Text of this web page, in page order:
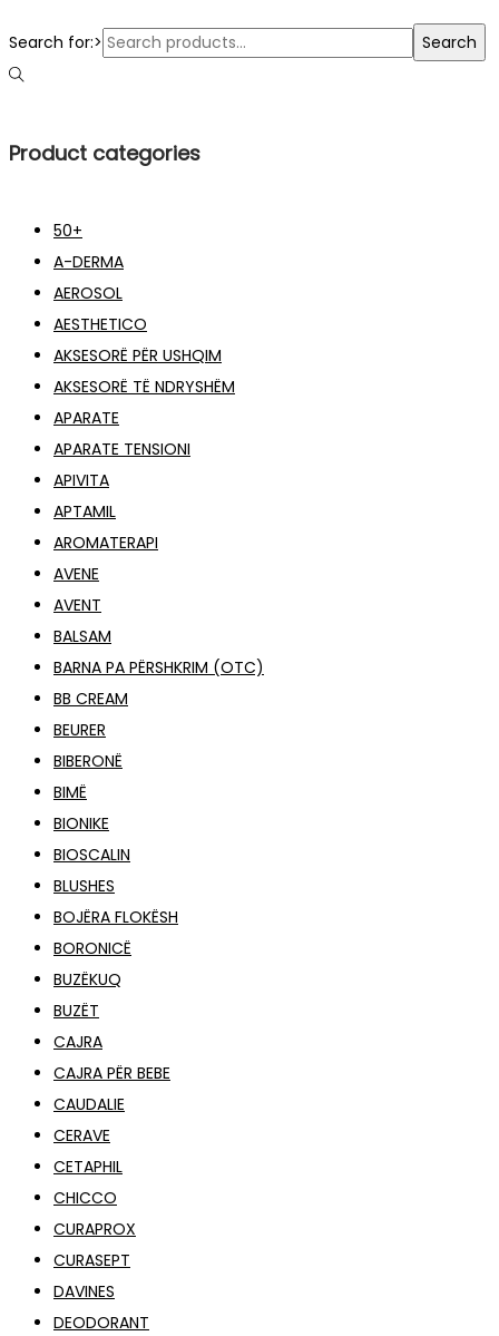
Search for:> Search
Product categories
50+
A-DERMA
AEROSOL
AESTHETICO
AKSESORË PËR USHQIM
AKSESORË TË NDRYSHËM
APARATE
APARATE TENSIONI
APIVITA
APTAMIL
AROMATERAPI
AVENE
AVENT
BALSAM
BARNA PA PËRSHKRIM (OTC)
BB CREAM
BEURER
BIBERONË
BIMË
BIONIKE
BIOSCALIN
BLUSHES
BOJËRA FLOKËSH
BORONICË
BUZËKUQ
BUZËT
CAJRA
CAJRA PËR BEBE
CAUDALIE
CERAVE
CETAPHIL
CHICCO
CURAPROX
CURASEPT
DAVINES
DEODORANT